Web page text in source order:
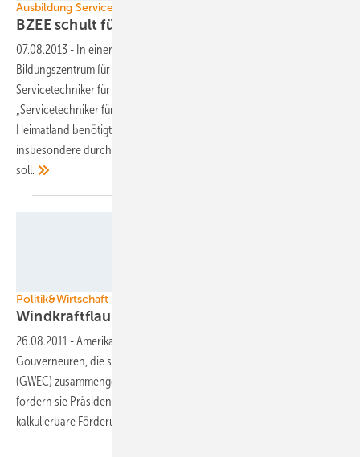
Ausbildung Servicetechniker
BZEE schult für
07.08.2013 - In einer dreimonatigen Schulung hat das
Bildungszentrum für Erneuerbare Energien (BZEE) in Husum erstmals
Servicetechniker für Südafrika ausgebildet. Die elf fertigen
„Servicetechniker für Windenergieanlagen“ werden dringend in ihrem
Heimatland benötigt, da hier die Nutzung fossiler Brennstoffe
insbesondere durch die Nutzung von Windenergie abgelöst werden
soll.
Politik&Wirtschaft / USA
Windkraftflaute: Brandbrief an
26.08.2011 -Amerikas Windindustrie erfährt Unterstützung von 24
Gouverneuren, die sich in der Gouvernor’s Wind Energy Coalition
(GWEC) zusammengeschlossen haben. In einem gemeinsamen Brief
fordern sie Präsident Barack Obama auf, sich für eine langfristig
kalkulierbare Förderung stark zu